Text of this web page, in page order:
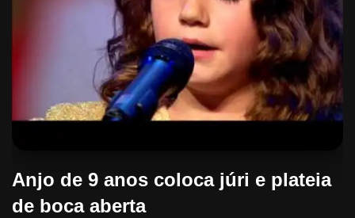
Anjo de 9 anos coloca júri e plateia
de boca aberta